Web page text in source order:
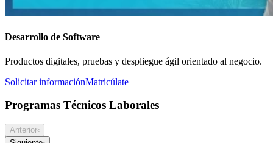
Desarrollo de Software
Productos digitales, pruebas y despliegue ágil orientado al negocio.
Solicitar informaciónMatricúlate
Programas Técnicos Laborales
Anterior‹